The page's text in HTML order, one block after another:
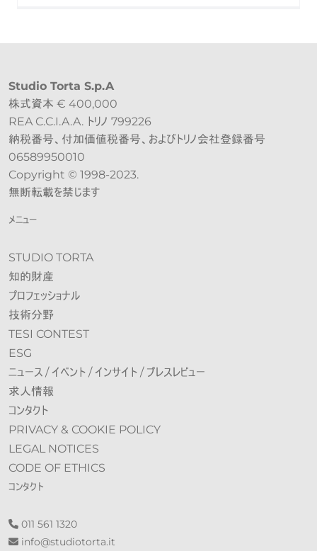
Studio Torta S.p.A
株式資本 € 400,000
REA C.C.I.A.A. トリノ 799226
納税番号、付加価値税番号、およびトリノ会社登録番号
06589950010
Copyright © 1998-2023.
無断転載を禁じます
メニュー
STUDIO TORTA
知的財産
プロフェッショナル
技術分野
TESI CONTEST
ESG
ニュース / イベント / インサイト / プレスレビュー
求人情報
コンタクト
PRIVACY & COOKIE POLICY
LEGAL NOTICES
CODE OF ETHICS
コンタクト
011 561 1320
info@st​​udiotorta.it